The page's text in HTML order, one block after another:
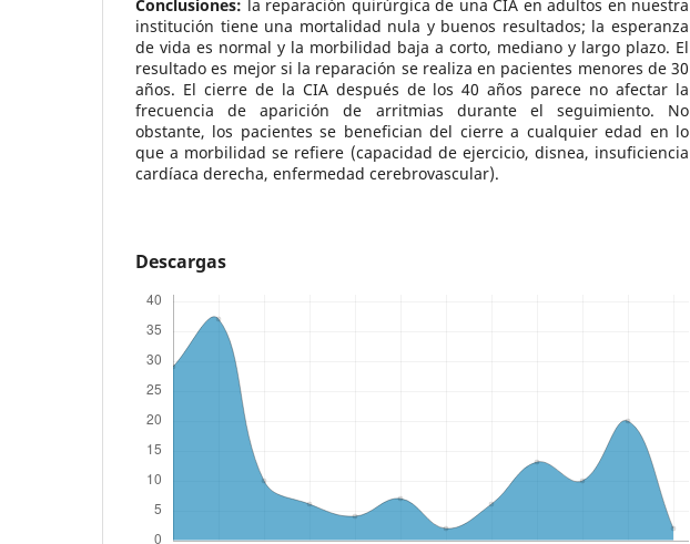
Conclusiones: la reparación quirúrgica de una CIA en adultos en nuestra
institución tiene una mortalidad nula y buenos resultados; la esperanza
de vida es normal y la morbilidad baja a corto, mediano y largo plazo. El
resultado es mejor si la reparación se realiza en pacientes menores de 30
años. El cierre de la CIA después de los 40 años parece no afectar la
frecuencia de aparición de arritmias durante el seguimiento. No
obstante, los pacientes se benefician del cierre a cualquier edad en lo
que a morbilidad se refiere (capacidad de ejercicio, disnea, insuficiencia
cardíaca derecha, enfermedad cerebrovascular).
Descargas